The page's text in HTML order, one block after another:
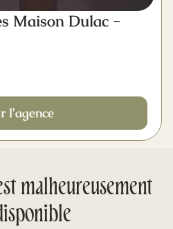
Maison Dulac -
l'agence
malheureusement